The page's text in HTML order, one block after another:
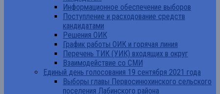
Информационное обеспечение выборов
Поступление и расходование средств
кандидатами
Решения ОИК
График работы ОИК и горячая линия
Перечень ТИК (УИК) входящих в округ
Взаимодействие со СМИ
Единый день голосования 19 сентября 2021 года
Выборы главы Первосинюхинского сельского
поселения Лабинского района